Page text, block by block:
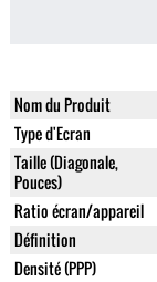
Nom du Produit
Type d'Ecran
Taille (Diagonale,
Pouces)
Ratio écran/appareil
Définition
Densité (PPP)